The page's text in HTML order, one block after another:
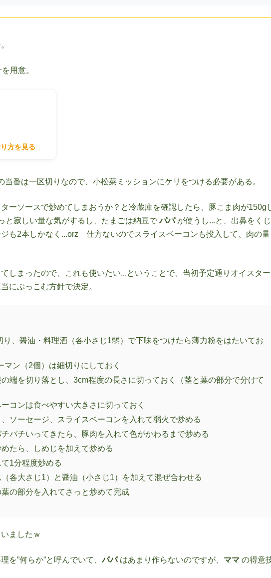
用意。
方を見る
当番は一区切りなので、小松菜ミッションにケリをつける必要がある。
ーソースで炒めてしまおうか？と冷蔵庫を確認したら、豚こま肉が150g
と寂しい量な気がするし、たまごは納豆でパパが使うし...と、出鼻をく
も2本しかなく...orz 仕方ないのでスライスベーコンも投入して、肉の
しまったので、これも使いたい...ということで、当初予定通りオイスタ
にぶっこむ方針で決定。
、醤油・料理酒（各小さじ1弱）で下味をつけたら薄力粉をはたいてお
ン（2個）は細切りにしておく
端を切り落とし、3cm程度の長さに切っておく（茎と葉の部分で分けて
コンは食べやすい大きさに切っておく
ソーセージ、スライスベーコンを入れて弱火で炒める
パチいってきたら、豚肉を入れて色がかわるまで炒める
たら、しめじを加えて炒める
1分程度炒める
各大さじ1）と醤油（小さじ1）を加えて混ぜ合わせる
の部分を入れてさっと炒めて完成
ましたｗ
を”何らか”と呼んでいて、パパはあまり作らないのですが、 ママ の得意